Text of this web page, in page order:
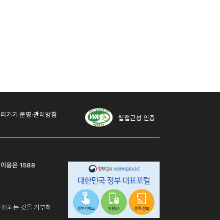
기기 운영·관리방침 웹접근성 인증
용은 1588
되는 것을 거부하